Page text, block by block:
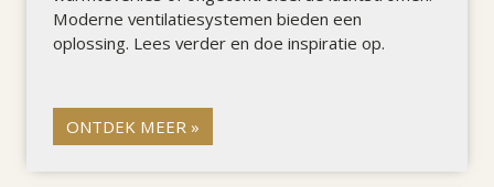
Moderne ventilatiesystemen bieden een
oplossing. Lees verder en doe inspiratie op.
ONTDEK MEER »